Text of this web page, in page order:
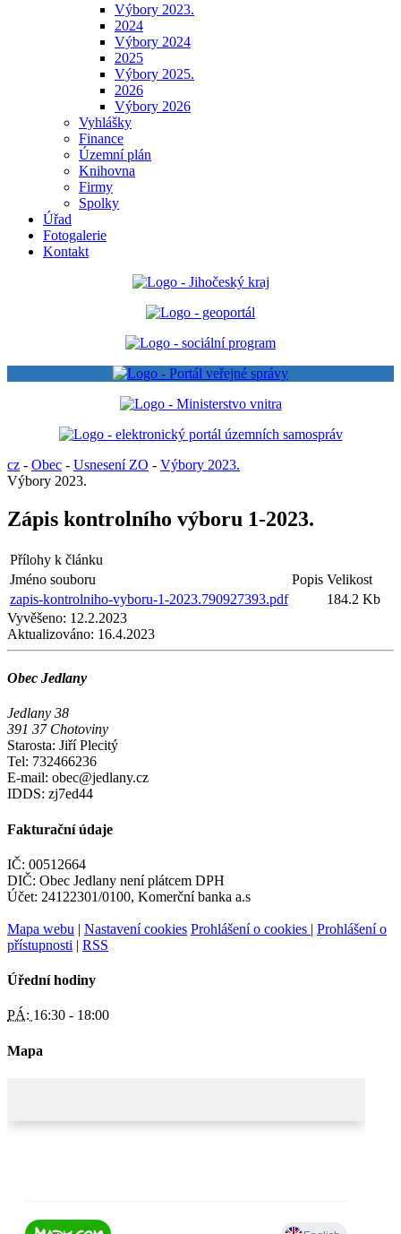
Výbory 2023.
2024
Výbory 2024
2025
Výbory 2025.
2026
Výbory 2026
Vyhlášky
Finance
Územní plán
Knihovna
Firmy
Spolky
Úřad
Fotogalerie
Kontakt
cz - Obec - Usnesení ZO - Výbory 2023.
Výbory 2023.
Zápis kontrolního výboru 1-2023.
Přílohy k článku
Jméno souboru
Popis Velikost
zapis-kontrolniho-vyboru-1-2023.790927393.pdf
184.2 Kb
Vyvěšeno: 12.2.2023
Aktualizováno: 16.4.2023
Obec Jedlany
Jedlany 38
391 37 Chotoviny
Starosta: Jiří Plecitý
Tel: 732466236
E-mail: obec@jedlany.cz
IDDS: zj7ed44
Fakturační údaje
IČ: 00512664
DIČ: Obec Jedlany není plátcem DPH
Účet: 24122301/0100, Komerční banka a.s
Mapa webu | Nastavení cookies Prohlášení o cookies | Prohlášení o
přístupnosti | RSS
Úřední hodiny
PÁ: 16:30 - 18:00
Mapa